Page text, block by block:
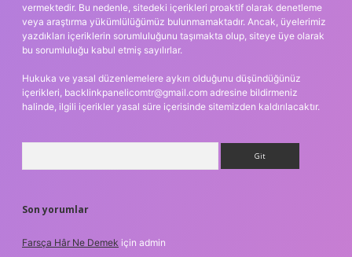
vermektedir. Bu nedenle, sitedeki içerikleri proaktif olarak denetleme
veya araştırma yükümlülüğümüz bulunmamaktadır. Ancak, üyelerimiz
yazdıkları içeriklerin sorumluluğunu taşımakta olup, siteye üye olarak
bu sorumluluğu kabul etmiş sayılırlar.
Hukuka ve yasal düzenlemelere aykırı olduğunu düşündüğünüz
içerikleri, backlinkpanelicomtr@gmail.com adresine bildirmeniz
halinde, ilgili içerikler yasal süre içerisinde sitemizden kaldırılacaktır.
Son yorumlar
Farsça Hâr Ne Demek için admin